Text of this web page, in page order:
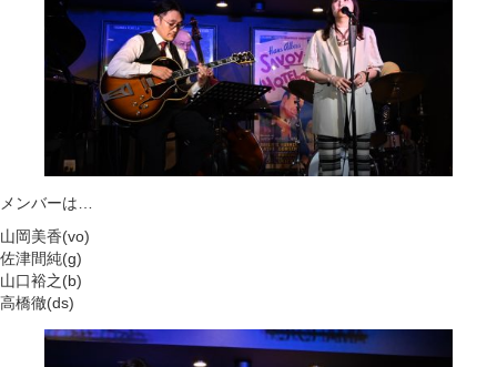
メンバーは…
山岡美香(vo)
佐津間純(g)
山口裕之(b)
高橋徹(ds)